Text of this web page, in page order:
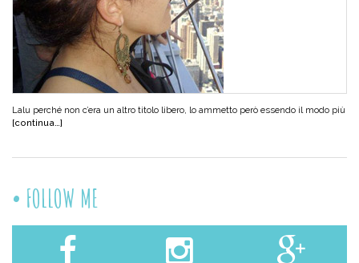
Lalu perché non c’era un altro titolo libero, lo ammetto però essendo il modo più
[continua…]
FOLLOW ME